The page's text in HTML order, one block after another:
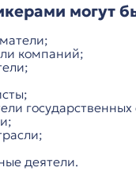
могут
компаний;
государственных
деятели.